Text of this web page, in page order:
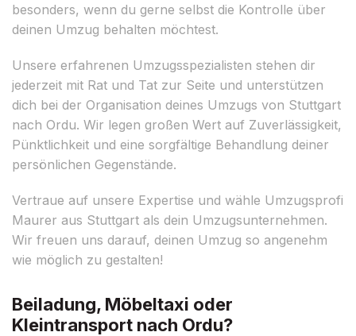
besonders, wenn du gerne selbst die Kontrolle über
deinen Umzug behalten möchtest.
Unsere erfahrenen Umzugsspezialisten stehen dir
jederzeit mit Rat und Tat zur Seite und unterstützen
dich bei der Organisation deines Umzugs von Stuttgart
nach Ordu. Wir legen großen Wert auf Zuverlässigkeit,
Pünktlichkeit und eine sorgfältige Behandlung deiner
persönlichen Gegenstände.
Vertraue auf unsere Expertise und wähle Umzugsprofi
Maurer aus Stuttgart als dein Umzugsunternehmen.
Wir freuen uns darauf, deinen Umzug so angenehm
wie möglich zu gestalten!
Beiladung, Möbeltaxi oder
Kleintransport nach Ordu?